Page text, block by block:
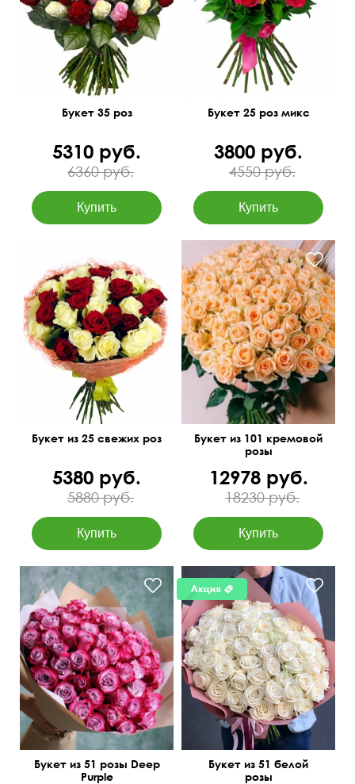
50 см 40 см
Букет 35 роз
5310 руб.
6360 руб.
50 см
35 см
Букет 25 роз микс
3800 руб.
4550 руб.
Премиум сорта
60 см
40 см
Букет из 25 свежих роз
5380 руб.
5880 руб.
Нежные розы Пич
Аваланч
Букет из 101 кремовой
розы
12978 руб.
18230 руб.
Роза сиреневая - 51шт.,
крафт, атласная лента.
Букет из 51 розы Deep
Purple
50 см 60 см
Букет из 51 белой
розы